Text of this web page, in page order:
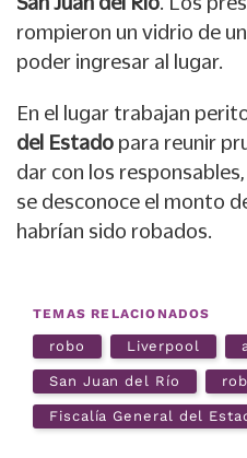
rompieron un vidrio de
poder ingresar al lugar.
En el lugar trabajan
del Estado para reunir
dar con los
se desconoce el monto
habrían sido robados.
TEMAS RELACIONADOS
robo Liverpool
San Juan del Río
Fiscalía General del